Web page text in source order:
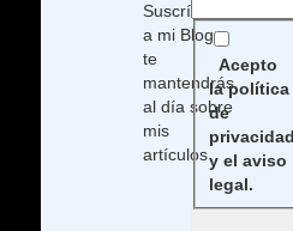
Suscríbete
a mi Blog,
te
mantendrás
al día sobre
mis
artículos
Acepto
la política
de
y el aviso
legal.